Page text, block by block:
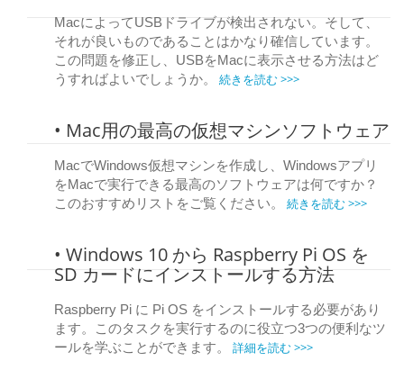
MacによってUSBドライブが検出されない。そして、
それが良いものであることはかなり確信しています。
この問題を修正し、USBをMacに表示させる方法はど
うすればよいでしょうか。
続きを読む >>>
• Mac用の最高の仮想マシンソフトウェア
MacでWindows仮想マシンを作成し、Windowsアプリ
をMacで実行できる最高のソフトウェアは何ですか？
このおすすめリストをご覧ください。
続きを読む >>>
• Windows 10 から Raspberry Pi OS を
SD カードにインストールする方法
Raspberry Pi に Pi OS をインストールする必要があり
ます。このタスクを実行するのに役立つ3つの便利なツ
ールを学ぶことができます。
詳細を読む >>>